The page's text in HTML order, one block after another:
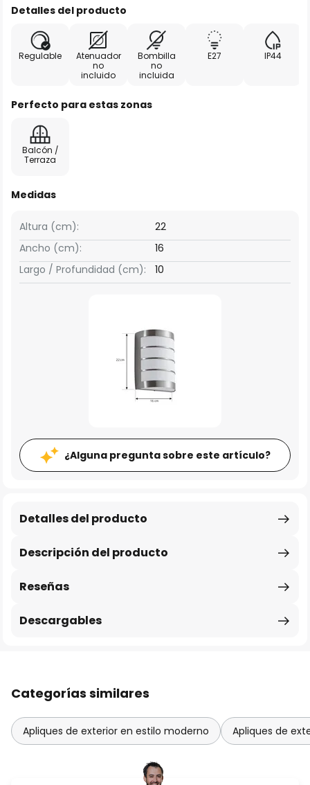
Detalles del producto
Regulable
Atenuador
no
incluido
Bombilla
no
incluida
E27 IP44
Perfecto para estas zonas
Balcón /
Terraza
Medidas
Ancho (cm): 16
Altura (cm): 22
Largo / Profundidad (cm): 10
¿Alguna pregunta sobre este artículo?
Descripción del producto
Detalles del producto
Reseñas
Descargables
Categorías similares
Apliques de exterior en estilo moderno Apliques de